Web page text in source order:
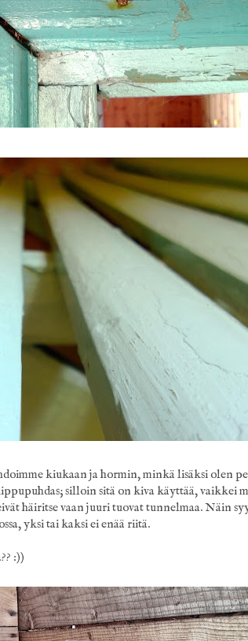
kiukaan ja hormin, minkä lisäksi olen
silloin sitä on kiva käyttää, vaikkei
häiritse vaan juuri tuovat tunnelmaa. Näin
yksi tai kaksi ei enää riitä.
:))